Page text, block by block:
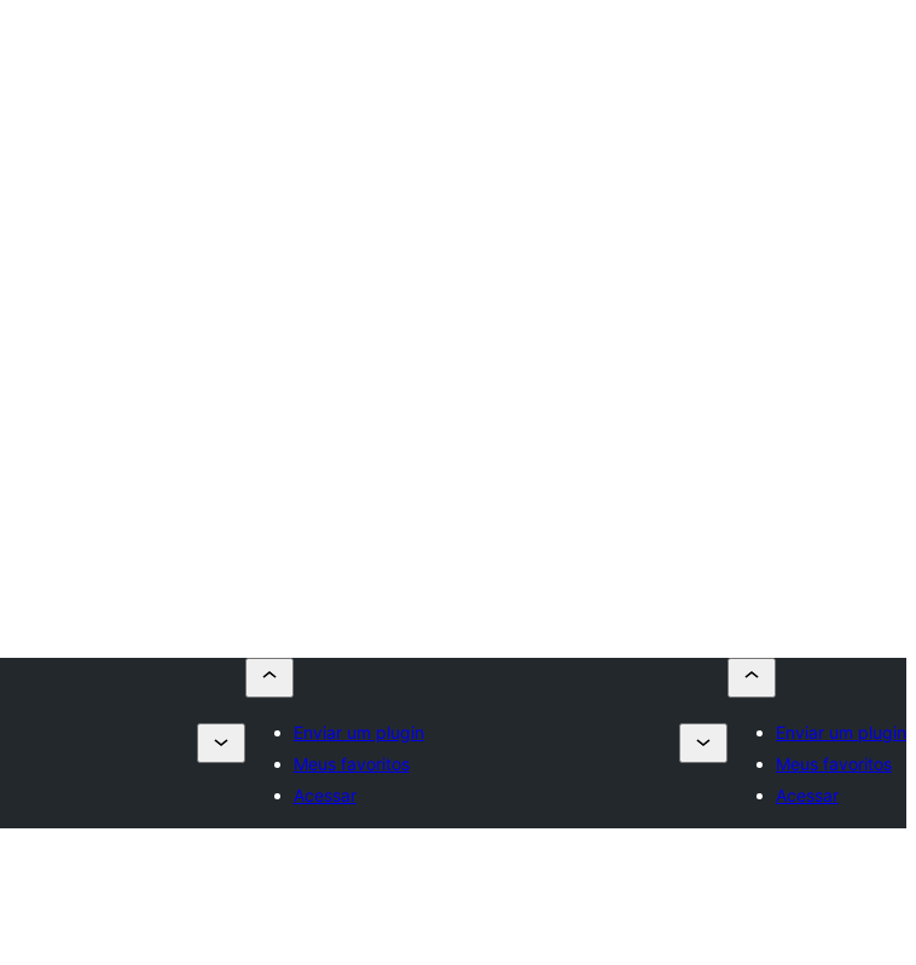
Enviar um plugin
Meus favoritos
Acessar
Enviar um plugin
Meus favoritos
Acessar